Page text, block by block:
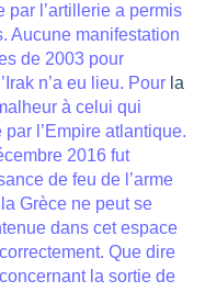
par l’artillerie a permis
Aucune manifestation
de 2003 pour
n’a eu lieu. Pour la
à celui qui
l’Empire atlantique.
2016 fut
de feu de l’arme
Grèce ne peut se
dans cet espace
Que dire
la sortie de